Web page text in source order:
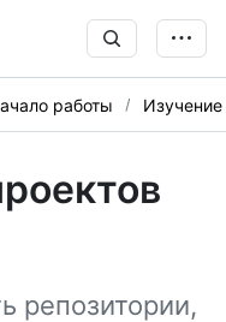
работы
репозитории,